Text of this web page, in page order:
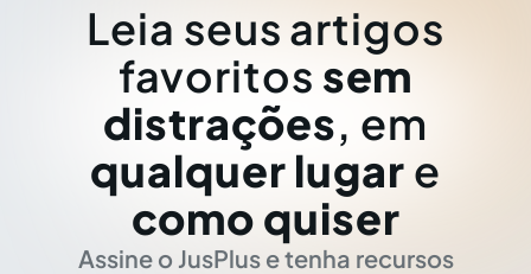
Leia seus artigos
favoritos sem
distrações, em
qualquer lugar e
como quiser
Assine o JusPlus e tenha recursos